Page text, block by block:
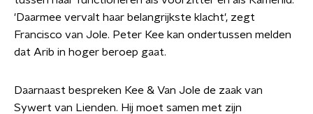
'Daarmee vervalt haar belangrijkste klacht', zegt
Francisco van Jole. Peter Kee kan ondertussen melden
dat Arib in hoger beroep gaat.
Daarnaast bespreken Kee & Van Jole de zaak van
Sywert van Lienden. Hij moet samen met zijn